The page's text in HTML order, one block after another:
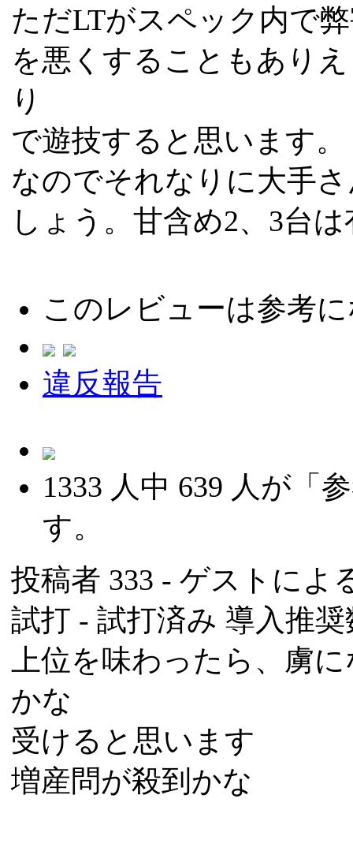
ただLTがスペック内で
を悪くすることもあり
り
で遊技すると思います。
なのでそれなりに大手
しょう。甘含め2、3台
このレビューは参考
違反報告
1333 人中 639 人が「
す。
投稿者 333 - ゲストによ
試打 - 試打済み 導入推
上位を味わったら、虜
かな
受けると思います
増産問が殺到かな